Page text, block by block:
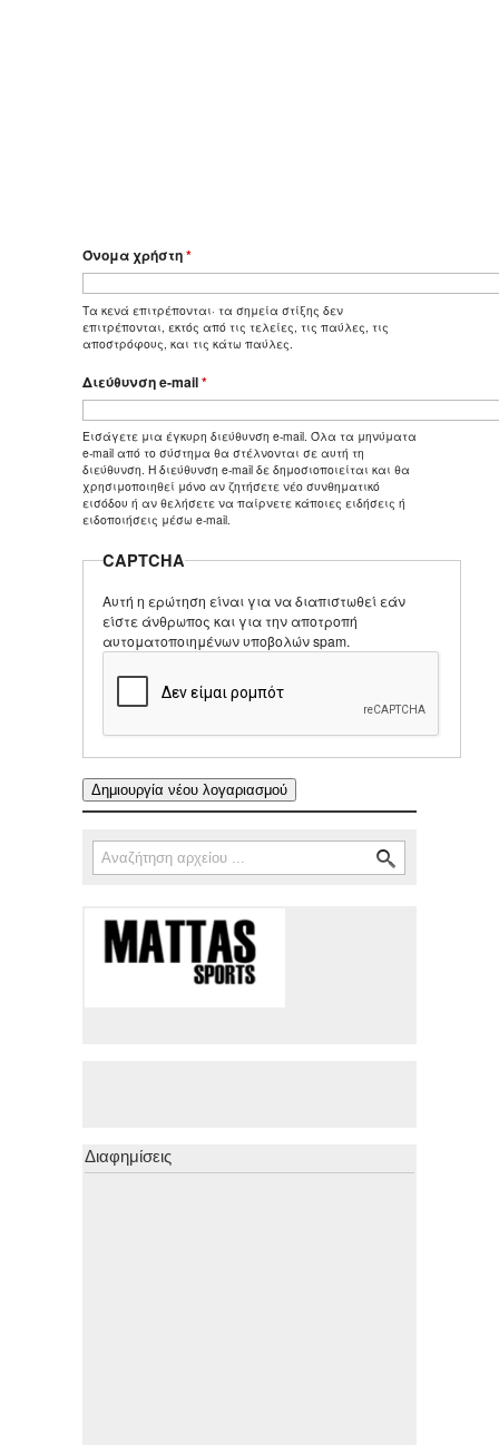
Όνομα χρήστη*
Τα κενά επιτρέπονται· τα σημεία στίξης δεν
επιτρέπονται, εκτός από τις τελείες, τις παύλες, τις
αποστρόφους, και τις κάτω παύλες.
Διεύθυνση e-mail*
Εισάγετε μια έγκυρη διεύθυνση e-mail. Όλα τα μηνύματα
e-mail από το σύστημα θα στέλνονται σε αυτή τη
διεύθυνση. Η διεύθυνση e-mail δε δημοσιοποιείται και θα
χρησιμοποιηθεί μόνο αν ζητήσετε νέο συνθηματικό
εισόδου ή αν θελήσετε να παίρνετε κάποιες ειδήσεις ή
ειδοποιήσεις μέσω e-mail.
CAPTCHA
Αυτή η ερώτηση είναι για να διαπιστωθεί εάν
είστε άνθρωπος και για την αποτροπή
αυτοματοποιημένων υποβολών spam.
Φόρμα αναζήτησης
Αναζήτηση
Διαφημίσεις